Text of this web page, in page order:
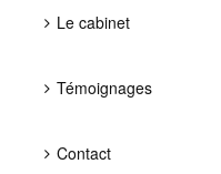
Le cabinet
Témoignages
Contact